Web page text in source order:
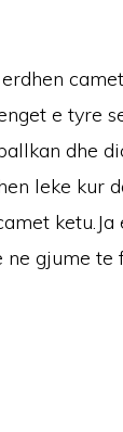
e tyre
dhe
leke kur
ne gjume te